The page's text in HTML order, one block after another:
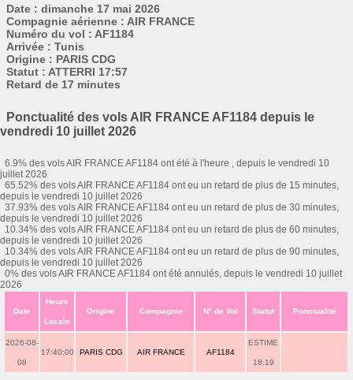
Date : dimanche 17 mai 2026
Compagnie aérienne : AIR FRANCE
Numéro du vol : AF1184
Arrivée : Tunis
Origine : PARIS CDG
Statut : ATTERRI 17:57
Retard de 17 minutes
Ponctualité des vols AIR FRANCE AF1184 depuis le
vendredi 10 juillet 2026
6.9% des vols AIR FRANCE AF1184 ont été à l'heure , depuis le vendredi 10
juillet 2026
65.52% des vols AIR FRANCE AF1184 ont eu un retard de plus de 15 minutes,
depuis le vendredi 10 juillet 2026
37.93% des vols AIR FRANCE AF1184 ont eu un retard de plus de 30 minutes,
depuis le vendredi 10 juillet 2026
10.34% des vols AIR FRANCE AF1184 ont eu un retard de plus de 60 minutes,
depuis le vendredi 10 juillet 2026
10.34% des vols AIR FRANCE AF1184 ont eu un retard de plus de 90 minutes,
depuis le vendredi 10 juillet 2026
0% des vols AIR FRANCE AF1184 ont été annulés, depuis le vendredi 10 juillet
2026
Date
Heure
Locale
Origine Compagnie N° de Vol Statut Ponctualité
2026-08-
08
17:40:00 PARIS CDG AIR FRANCE AF1184
ESTIME
18:19